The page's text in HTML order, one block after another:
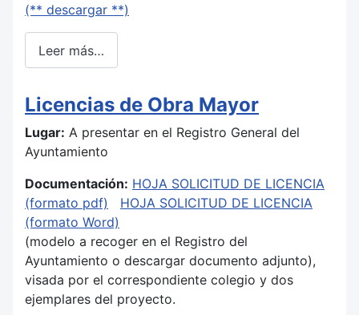
(** descargar **)
Leer más…
Licencias de Obra Mayor
Lugar: A presentar en el Registro General del
Ayuntamiento
Documentación: HOJA SOLICITUD DE LICENCIA
(formato pdf)
HOJA SOLICITUD DE LICENCIA
(formato Word)
(modelo a recoger en el Registro del
Ayuntamiento o descargar documento adjunto),
visada por el correspondiente colegio y dos
ejemplares del proyecto.